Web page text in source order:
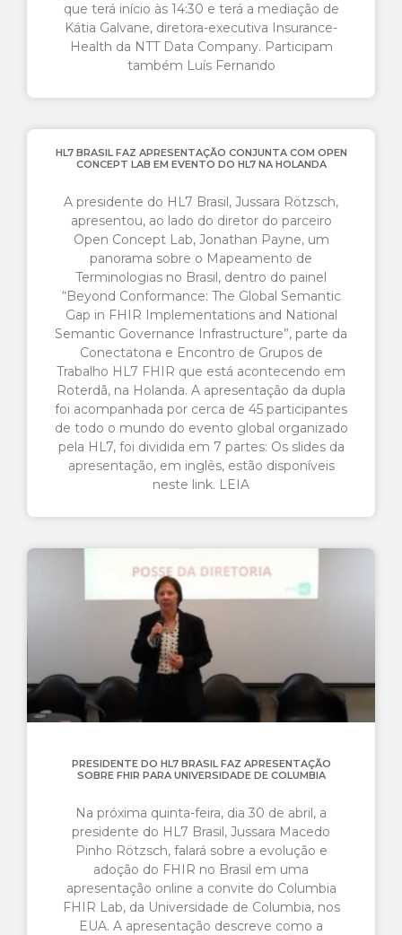
que terá início às 14:30 e terá a mediação de
Kátia Galvane, diretora-executiva Insurance-
Health da NTT Data Company. Participam
também Luís Fernando
HL7 BRASIL FAZ APRESENTAÇÃO CONJUNTA COM OPEN
CONCEPT LAB EM EVENTO DO HL7 NA HOLANDA
A presidente do HL7 Brasil, Jussara Rötzsch,
apresentou, ao lado do diretor do parceiro
Open Concept Lab, Jonathan Payne, um
panorama sobre o Mapeamento de
Terminologias no Brasil, dentro do painel
“Beyond Conformance: The Global Semantic
Gap in FHIR Implementations and National
Semantic Governance Infrastructure”, parte da
Conectatona e Encontro de Grupos de
Trabalho HL7 FHIR que está acontecendo em
Roterdã, na Holanda. A apresentação da dupla
foi acompanhada por cerca de 45 participantes
de todo o mundo do evento global organizado
pela HL7, foi dividida em 7 partes: Os slides da
apresentação, em inglês, estão disponíveis
neste link. LEIA
PRESIDENTE DO HL7 BRASIL FAZ APRESENTAÇÃO
SOBRE FHIR PARA UNIVERSIDADE DE COLUMBIA
Na próxima quinta-feira, dia 30 de abril, a
presidente do HL7 Brasil, Jussara Macedo
Pinho Rötzsch, falará sobre a evolução e
adoção do FHIR no Brasil em uma
apresentação online a convite do Columbia
FHIR Lab, da Universidade de Columbia, nos
EUA. A apresentação descreve como a